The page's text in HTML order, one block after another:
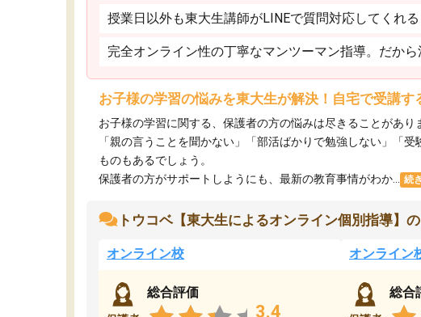
授業日以外も東大生講師がLINEで質問対応してくれる
完全オンライン性の丁寧なマンツーマン指導。だから
お子様の学習の悩みを東大生が解決！自宅で受講す
お子様の学習に関する、保護者の方の悩みは尽きることがあり
「親の言うことを聞かない」「部活ばかりで勉強しない」「
ものもあるでしょう。
保護者の方がサポートしようにも、最新の教育事情がわか...
続
トウコベ【東大生によるオンライン個別指導】
オンライン校
総合評価
3.4
オンライン
総合